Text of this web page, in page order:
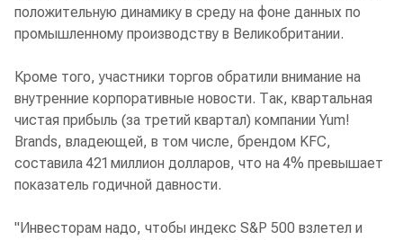
положительную динамику в среду на фоне данных по
промышленному производству в Великобритании.
Кроме того, участники торгов обратили внимание на
внутренние корпоративные новости. Так, квартальная
чистая прибыль (за третий квартал) компании Yum!
Brands, владеющей, в том числе, брендом KFC,
составила 421 миллион долларов, что на 4% превышает
показатель годичной давности.
"Инвесторам надо, чтобы индекс S&P 500 взлетел и